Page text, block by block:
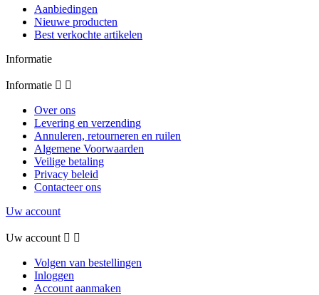
Aanbiedingen
Nieuwe producten
Best verkochte artikelen
Informatie
Informatie  
Over ons
Levering en verzending
Annuleren, retourneren en ruilen
Algemene Voorwaarden
Veilige betaling
Privacy beleid
Contacteer ons
Uw account
Uw account  
Volgen van bestellingen
Inloggen
Account aanmaken